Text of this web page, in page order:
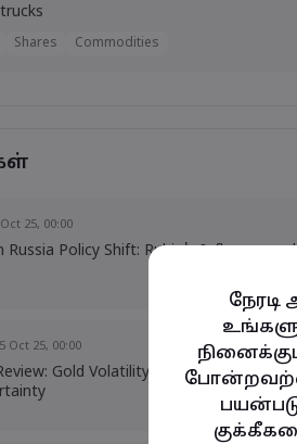
Shares Commodities
25, 00:00
Russia Policy Shift: Rubio's Influence
Oct 25, 00:00
Gold Volatility and Tech Stock